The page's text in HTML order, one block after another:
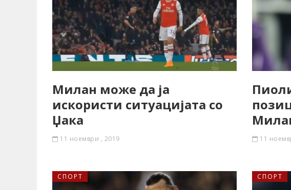
Милан може да ја
искористи ситуацијата со
Џака
11 ноември , 2019 11
СПОРТ СПОРТ